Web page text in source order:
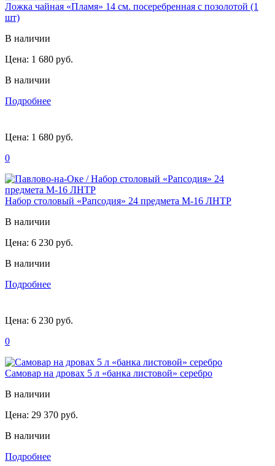
Ложка чайная «Пламя» 14 см. посеребренная с позолотой (1
шт)
В наличии
Цена: 1 680 руб.
В наличии
Подробнее
Цена: 1 680 руб.
0
Набор столовый «Рапсодия» 24 предмета М-16 ЛНТР
В наличии
Цена: 6 230 руб.
В наличии
Подробнее
Цена: 6 230 руб.
0
Самовар на дровах 5 л «банка листовой» серебро
В наличии
Цена: 29 370 руб.
В наличии
Подробнее